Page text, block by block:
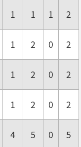
1 1 1
2
1 2 0
2
1 2 0
2
1 2 0
2
4 5 0
5